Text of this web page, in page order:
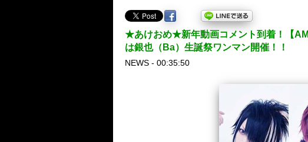
★あけおめ★新年動画コメント到着！【
は銀也（Ba）生誕祭ワンマン開催！！
NEWS - 00:35:50